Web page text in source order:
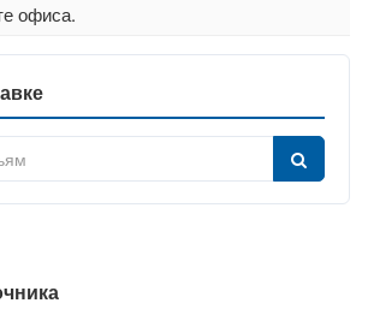
офиса.